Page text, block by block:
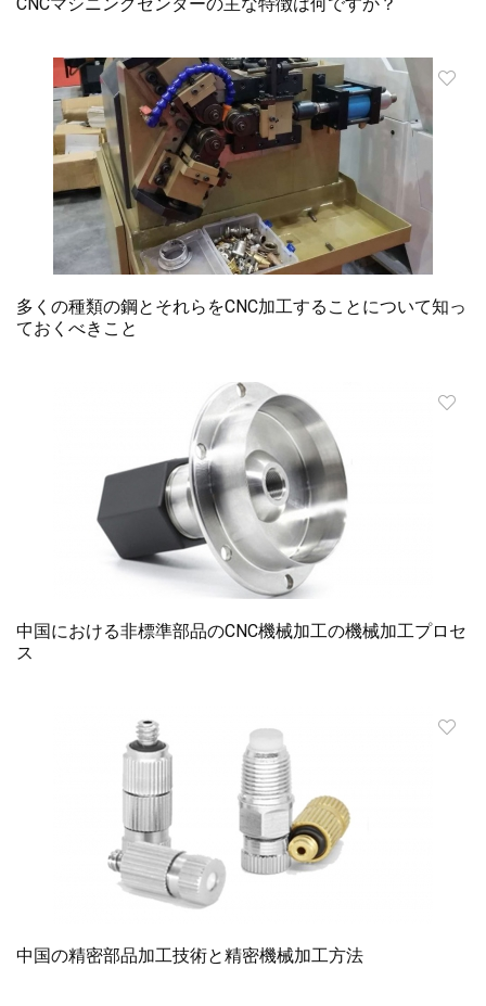
多くの種類の鋼とそれらをCNC加工することについて知っ
ておくべきこと
中国における非標準部品のCNC機械加工の機械加工プロセ
ス
中国の精密部品加工技術と精密機械加工方法